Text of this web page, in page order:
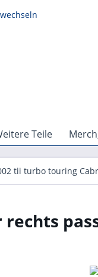
Teile
tii turbo touring